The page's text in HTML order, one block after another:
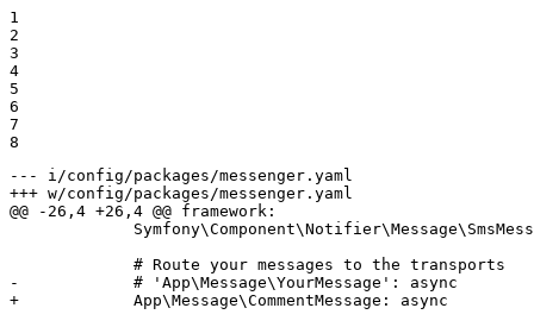
1
2
3
4
5
6
7
8
--- i/config/packages/messenger.yaml
+++ w/config/packages/messenger.yaml
@@ -26,4 +26,4 @@ framework:
-            # 'App\Message\YourMessage': async
+            App\Message\CommentMessage: async